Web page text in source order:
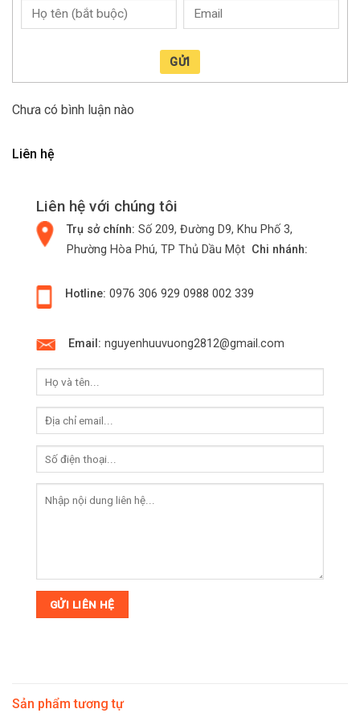
GỬI
Chưa có bình luận nào
Liên hệ
Liên hệ với chúng tôi
Trụ sở chính: Số 209, Đường D9, Khu Phố 3,
Phường Hòa Phú, TP Thủ Dầu Một Chi nhánh:
Hotline: 0976 306 929 0988 002 339
Email: nguyenhuuvuong2812@gmail.com
Sản phẩm tương tự